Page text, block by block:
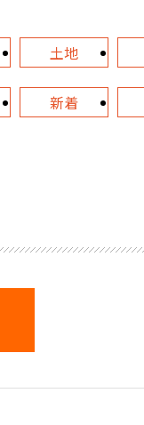
土地
新着